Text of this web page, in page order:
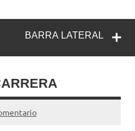
BARRA LATERAL